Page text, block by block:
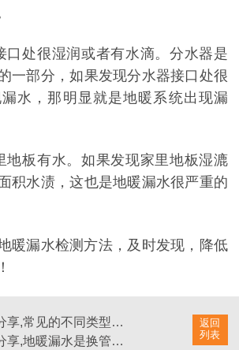
口处很湿润或者有水滴。分水器是
一部分，如果发现分水器接口处很
水，那明显就是地暖系统出现漏
地板有水。如果发现家里地板湿漉
积水渍，这也是地暖漏水很严重的
暖漏水检测方法，及时发现，降低
返回
列表
全能E家分享,常见的不同类型的ppr水管快插件,管件
全能E家分享,地暖漏水是换管还是补,适合的才是好的